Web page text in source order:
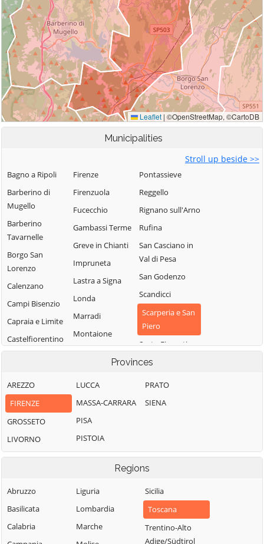
Municipalities
Stroll up beside >>
Bagno a Ripoli
Barberino di
Mugello
Barberino
Tavarnelle
Borgo San
Lorenzo
Calenzano
Campi Bisenzio
Capraia e Limite
Castelfiorentino
Dicomano
Empoli
Fiesole
Figline e Incisa
Valdarno
Firenze
Firenzuola
Fucecchio
Gambassi Terme
Greve in Chianti
Impruneta
Lastra a Signa
Londa
Marradi
Montaione
Montelupo
Montespertoli
Palazzuolo sul
Pontassieve
Reggello
Rignano sull'Arno
Rufina
San Casciano in
Val di Pesa
San Godenzo
Scandicci
Scarperia e San
Piero
Sesto Fiorentino
Signa
Provinces
AREZZO
FIRENZE
GROSSETO
LIVORNO
LUCCA
MASSA-CARRARA
PISA
PISTOIA
PRATO
SIENA
Regions
Abruzzo
Basilicata
Calabria
Liguria
Lombardia
Marche
Sicilia
Toscana
Trentino-Alto
Adige/Südtirol